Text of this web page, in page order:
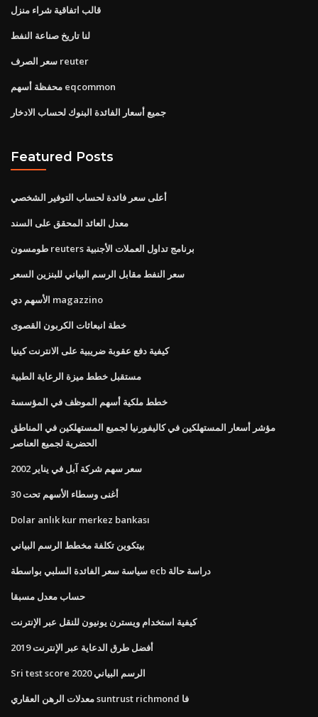
قالب اتفاقية شراء منزل
لنا تاريخ صناعة النفط
سعر الصرف reuter
محفظة أسهم eqcommon
جميع أسعار الفائدة البنوك لحساب الادخار
Featured Posts
أعلى سعر فائدة لحساب التوفير الشخصي
معدل العائد المحقق على السند
طومسون reuters برنامج تداول العملات الأجنبية
سعر النفط مقابل الرسم البياني للبنزين السعر
الأسهم دي magazzino
خطة انبعاثات الكربون القصوى
كيفية دفع عقوبة ضريبية على الانترنت كينيا
مستقبل خطط ميزة الرعاية الطبية
خطط ملكية أسهم الموظف في المؤسسة
مؤشر أسعار المستهلكين في كاليفورنيا لجميع المستهلكين في المناطق
الحضرية لجميع العناصر
سعر سهم شركة آبل في يناير 2002
أغنى وسطاء الأسهم تحت 30
Dolar anlık kur merkez bankası
بيتكوين تكلفة مخطط الرسم البياني
سياسة سعر الفائدة السلبي بواسطة ecb دراسة حالة
حساب معدل مسبقا
كيفية استخدام ويسترن يونيون للنقل عبر الإنترنت
أفضل طرق الدعاية عبر الإنترنت 2019
Sri test score الرسم البياني 2020
معدلات الرهن العقاري suntrust richmond فا